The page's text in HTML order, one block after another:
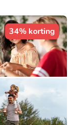
34% korting